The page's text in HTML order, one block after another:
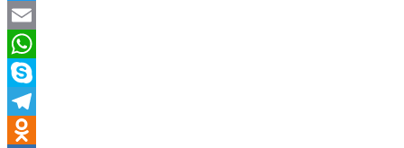
Twitter
Email
WhatsApp
Skype
Telegram